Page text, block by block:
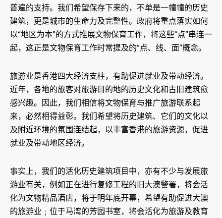
普遍的支持。我们希望保存下来的，不单是一幢幢的历史
建筑，更是城市的生命力及完整性。政府将重点落实如何
以“地区为本”的方式推展文物保育工作，将这些“点”串连一
起，这正是文物保育工作时常提及的“点、线、面”概念。
旅游业是香港四大经济支柱，有助促进就业及带动经济。
近年，各地的旅客对旅游目的地的历史文化和古旧建筑愈
感兴趣。因此，我们相信将文物保育与推广旅游联系起
来，必然相得益彰。我们希望将历史建筑、它们的文化以
及附近环境的氛围连结起，以丰富香港的旅游资源，促进
就业及带动地区经济。
事实上，我们的活化历史建筑项目中，亦有不少与发展旅
游业有关，例如正在进行复修工程的旧大澳警署，将会活
化为文物精品酒店，将于明年底开幕，希望有助促进大澳
的旅游业﹔位于马湾的芳园书室，将会活化为旅游及教育